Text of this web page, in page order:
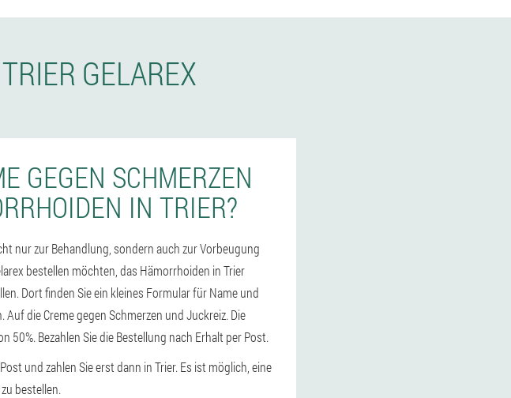
GELAREX
GEGEN SCHMERZEN
IN TRIER?
nur zur Behandlung, sondern auch zur Vorbeugung
bestellen möchten, das Hämorrhoiden in Trier
Dort finden Sie ein kleines Formular für Name und
die Creme gegen Schmerzen und Juckreiz. Die
50%. Bezahlen Sie die Bestellung nach Erhalt per Post.
und zahlen Sie erst dann in Trier. Es ist möglich, eine
bestellen.